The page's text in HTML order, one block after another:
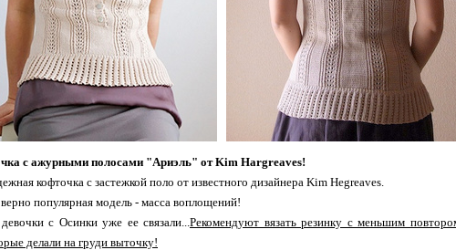
с ажурными полосами "Aриэль" от Kim Hargreaves!
кофточка с застежкой поло от известного дизайнера Kim Hegreaves.
популярная модель - масса воплощений!
с Осинки уже ее связали...Рекомендуют вязать резинку с меньшим
делали на груди выточку!